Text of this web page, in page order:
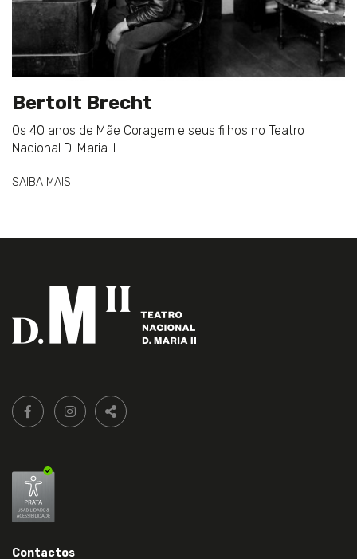
Bertolt Brecht
Os 40 anos de Mãe Coragem e seus filhos no Teatro
Nacional D. Maria II ...
SAIBA MAIS
Siga-
nos:
FACEBOOK LIVRARIA DO TEATRO ONLINE.
INSTAGRAM LIVRARIA DO TEATRO ONLINE.
PARTILHAR
Contactos